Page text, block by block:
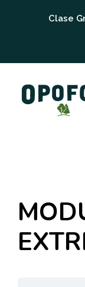
Clase